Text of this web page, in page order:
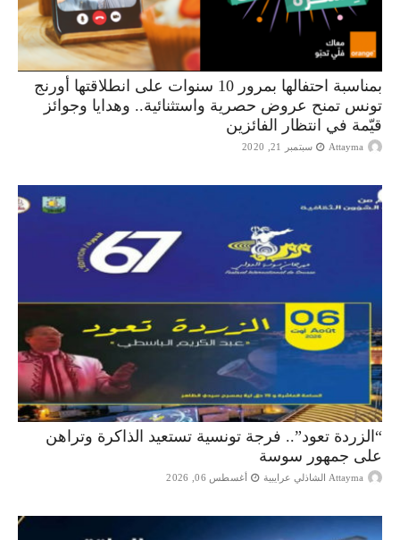
بمناسبة احتفالها بمرور 10 سنوات على انطلاقتها أورنج
تونس تمنح عروض حصرية واستثنائية.. وهدايا وجوائز
قيّمة في انتظار الفائزين
Attayma سبتمبر 21, 2020
“الزردة تعود”.. فرجة تونسية تستعيد الذاكرة وتراهن
على جمهور سوسة
Attayma الشاذلي عرايبية أغسطس 06, 2026